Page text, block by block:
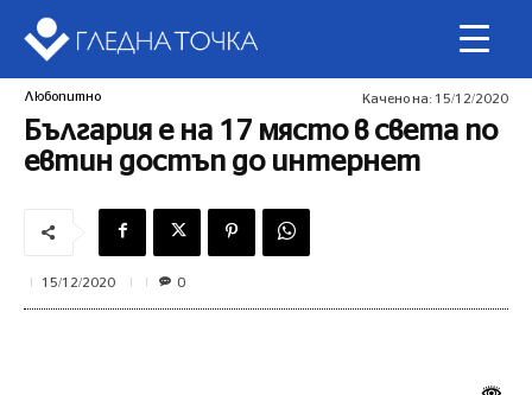
Любопитно Качено на: 15/12/2020
България е на 17 място в света по
евтин достъп до интернет
15/12/2020 0